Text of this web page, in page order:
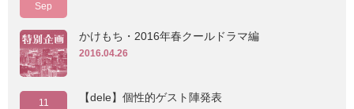
Sep
かけもち・2016年春クールドラマ編
2016.04.26
11 【dele】個性的ゲスト陣発表